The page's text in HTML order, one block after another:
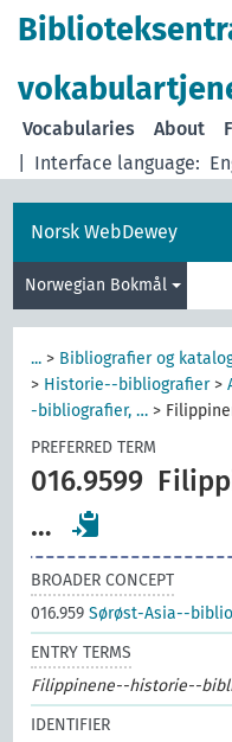
Interface language:
Vocabularies About
Norsk WebDewey
Norwegian Bokmål
... > Bibliografier og
> Historie--bibliografier>
-bibliografier, … >
PREFERRED TERM
016.9599
…
BROADER CONCEPT
016.959Sørøst-Asia--
ENTRY TERMS
Filippinene--historie--
IDENTIFIER